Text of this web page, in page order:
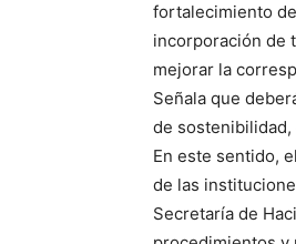
fortalecimiento
incorporación de
mejorar la
Señala que
de sostenibilidad,
En este sentido,
de las
Secretaría de